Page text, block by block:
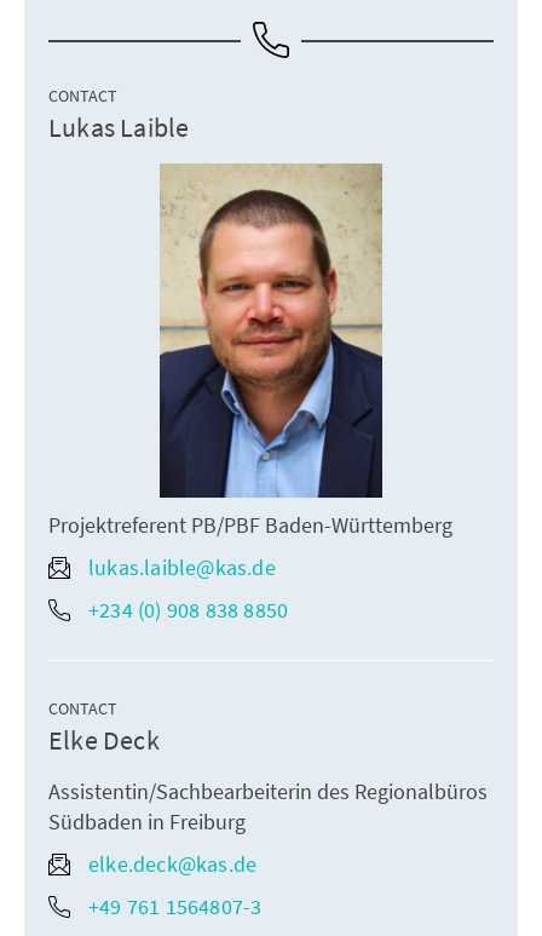
CONTACT
Lukas Laible
Projektreferent PB/PBF Baden-Württemberg
lukas.laible@kas.de
+234 (0) 908 838 8850
CONTACT
Elke Deck
Assistentin/Sachbearbeiterin des Regionalbüros
Südbaden in Freiburg
elke.deck@kas.de
+49 761 1564807-3